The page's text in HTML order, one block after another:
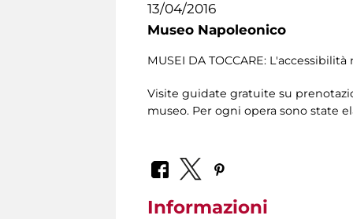
13/04/2016
Museo Napoleonico
MUSEI DA TOCCARE:
Visite guidate gratuite su
museo. Per ogni opera sono state
Informazioni